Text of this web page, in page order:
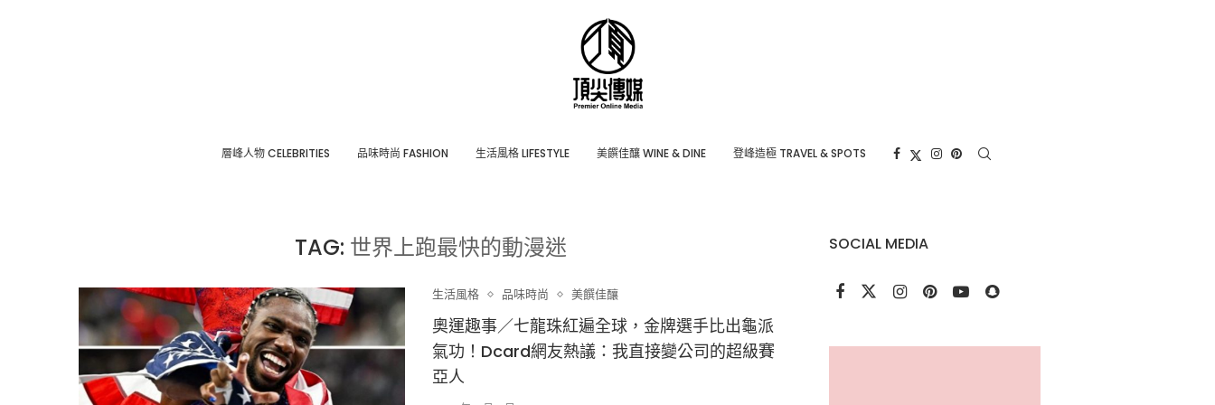
層峰⼈物 CELEBRITIES 品味時尚 FASHION ⽣活風格 LIFESTYLE 美饌佳釀 WINE & DINE 登峰造極 TRAVEL & SPOTS
TAG: 世界上跑最快的動漫迷
生活風格 品味時尚 美饌佳釀
奧運趣事／七龍珠紅遍全球，金牌選手比出龜派
氣功！Dcard網友熱議：我直接變公司的超級賽
亞人
SOCIAL MEDIA